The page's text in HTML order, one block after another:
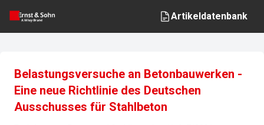
Artikeldatenbank
Belastungsversuche an Betonbauwerken -
Eine neue Richtlinie des Deutschen
Ausschusses für Stahlbeton